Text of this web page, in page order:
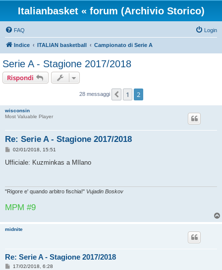
Italianbasket « forum (Archivio Storico)
FAQ Login
Indice ITALIAN basketball Campionato di Serie A
Serie A - Stagione 2017/2018
Rispondi
28 messaggi Precedente
1 2
wisconsin
Most Valuable Player
Re: Serie A - Stagione 2017/2018
M
s
i
02/01/2018, 15:51
Ufficiale: Kuzminkas a MIlano
"Rigore e' quando arbitro fischia!" Vujadin Boskov
MPM #9
midnite
Re: Serie A - Stagione 2017/2018
M
17/02/2018, 6:28